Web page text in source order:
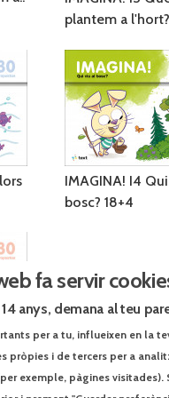
plantem a
IMAGINA! I4
bosc? 18+4
fa servir
anys, demana al teu
per a tu, influeixen en la
pròpies i de tercers per a
exemple, pàgines